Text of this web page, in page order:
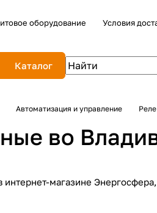
оборудование Условия
Каталог
Автоматизация и управление
во
магазине